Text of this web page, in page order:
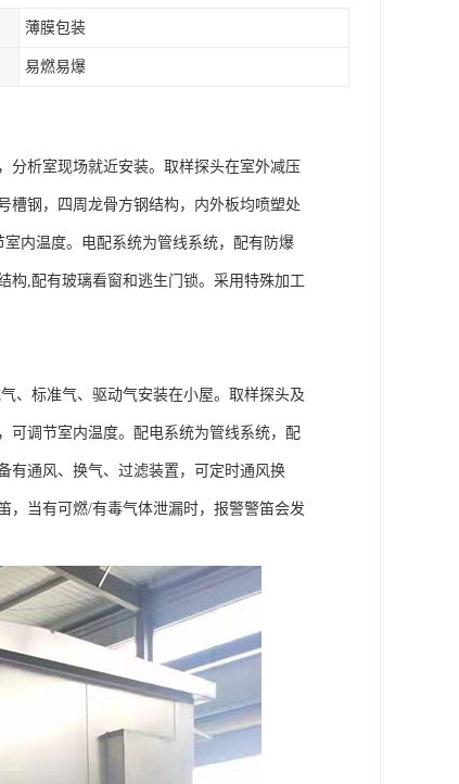
薄膜包装
易燃易爆
分析室现场就近安装。取样探头在室外减压
槽钢，四周龙骨方钢结构，内外板均喷塑处
内温度。电配系统为管线系统，配有防爆
构,配有玻璃看窗和逃生门锁。采用特殊加工
、标准气、驱动气安装在小屋。取样探头及
可调节室内温度。配电系统为管线系统，配
有通风、换气、过滤装置，可定时通风换
，当有可燃/有毒气体泄漏时，报警警笛会发